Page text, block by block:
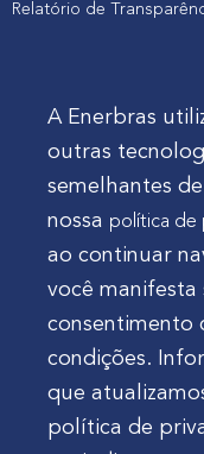
Relatório de
Cliente
Onde comprar produtos
Quero Enerbras na
Enerbras Materiais
A Enerbras
outras
semelhantes
nossa política de
ao continuar
você manifesta
consentimento
condições.
que
política de